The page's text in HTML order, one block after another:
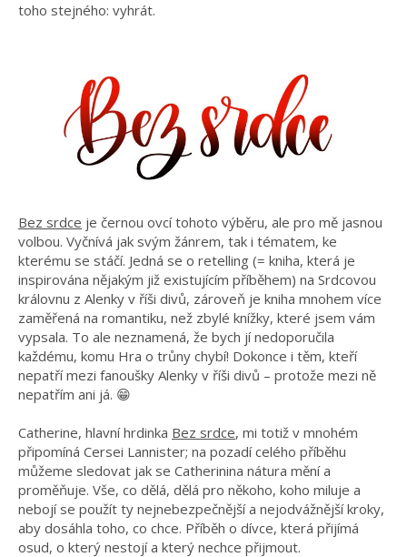
toho stejného: vyhrát.
Bez srdce je černou ovcí tohoto výběru, ale pro mě jasnou
volbou. Vyčnívá jak svým žánrem, tak i tématem, ke
kterému se stáčí. Jedná se o retelling (= kniha, která je
inspirována nějakým již existujícím příběhem) na Srdcovou
královnu z Alenky v říši divů, zároveň je kniha mnohem více
zaměřená na romantiku, než zbylé knížky, které jsem vám
vypsala. To ale neznamená, že bych jí nedoporučila
každému, komu Hra o trůny chybí! Dokonce i těm, kteří
nepatří mezi fanoušky Alenky v říši divů – protože mezi ně
nepatřím ani já. 😁
Catherine, hlavní hrdinka Bez srdce, mi totiž v mnohém
připomíná Cersei Lannister; na pozadí celého příběhu
můžeme sledovat jak se Catherinina nátura mění a
proměňuje. Vše, co dělá, dělá pro někoho, koho miluje a
nebojí se použít ty nejnebezpečnější a nejodvážnější kroky,
aby dosáhla toho, co chce. Příběh o dívce, která přijímá
osud, o který nestojí a který nechce přijmout.